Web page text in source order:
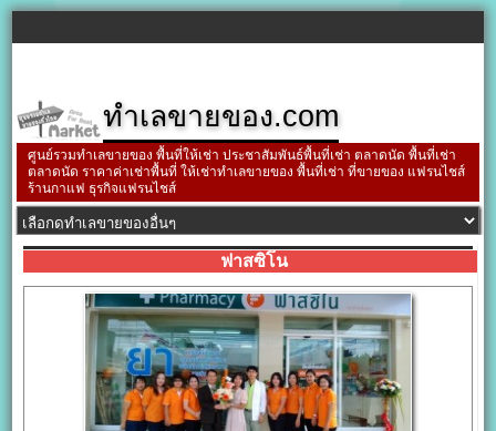
ทำเลขายของ.com
ศูนย์รวมทำเลขายของ พื้นที่ให้เช่า ประชาสัมพันธ์พื้นที่เช่า ตลาดนัด พื้นที่เช่า
ตลาดนัด ราคาค่าเช่าพื้นที่ ให้เช่าทำเลขายของ พื้นที่เช่า ที่ขายของ แฟรนไชส์
ร้านกาแฟ ธุรกิจแฟรนไชส์
ฟาสซิโน